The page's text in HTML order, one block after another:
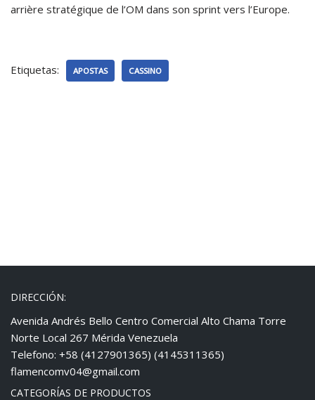
arrière stratégique de l’OM dans son sprint vers l’Europe.
Etiquetas: APOSTAS CASSINO
DIRECCIÓN:
Avenida Andrés Bello Centro Comercial Alto Chama Torre
Norte Local 267 Mérida Venezuela
Telefono: +58 (4127901365) (4145311365)
flamencomv04@gmail.com
CATEGORÍAS DE PRODUCTOS